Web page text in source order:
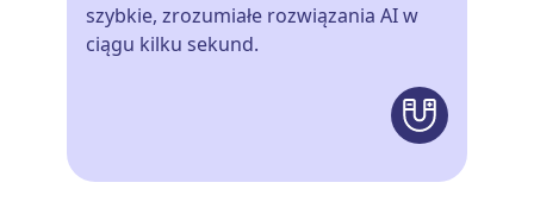
szybkie, zrozumiałe rozwiązania AI w
ciągu kilku sekund.